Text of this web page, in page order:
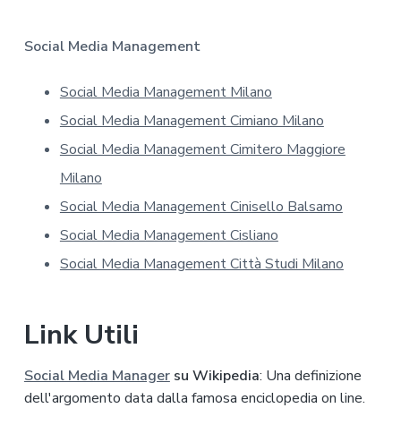
a
Social Media Management
Social Media Management Milano
Social Media Management Cimiano Milano
Social Media Management Cimitero Maggiore
Milano
Social Media Management Cinisello Balsamo
Social Media Management Cisliano
Social Media Management Città Studi Milano
Link Utili
Social Media Managersu Wikipedia: Una definizione
dell'argomento data dalla famosa enciclopedia on line.